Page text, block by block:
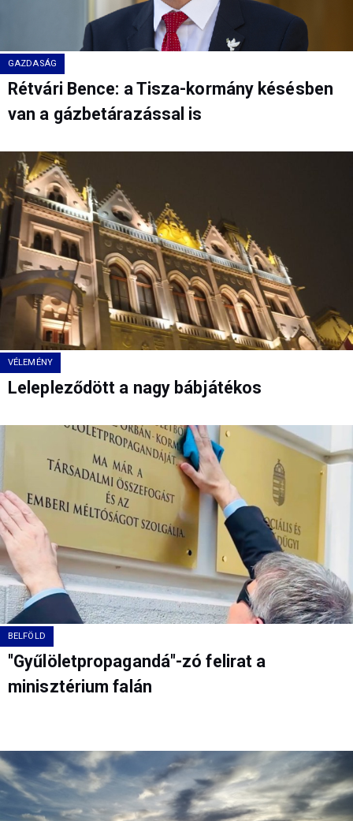
GAZDASÁG
Rétvári Bence: a Tisza-kormány késésben
van a gázbetárazással is
VÉLEMÉNY
Lelepleződött a nagy bábjátékos
BELFÖLD
"Gyűlöletpropagandá"-zó felirat a
minisztérium falán